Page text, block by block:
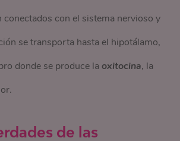
conectados con el sistema nervioso y
se transporta hasta el hipotálamo,
donde se produce laoxitocina, la
de las